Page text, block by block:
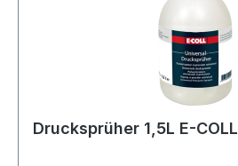
Drucksprüher 1,5L E-COLL